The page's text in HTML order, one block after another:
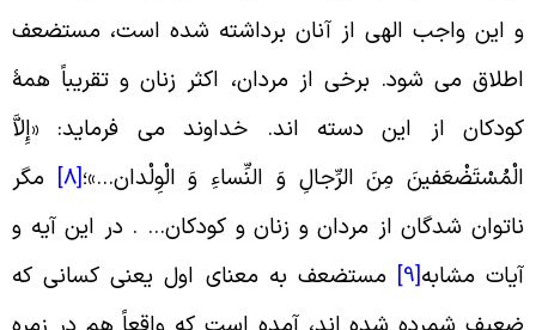
این واجب الهی از آنان برداشته شده است، مستضعف
می شود. برخی از مردان، اکثر زنان و تقریباً همۀ
از این دسته اند. خداوند می فرماید: «إِلاَّ
مِنَ الرِّجالِ وَ النِّساءِ وَ الْوِلْدان‏…»؛[8]
مگر
شدگان از مردان و زنان و کودکان‏… . در این آیه و
مشابه[9]
مستضعف به معنای اول یعنی کسانی که